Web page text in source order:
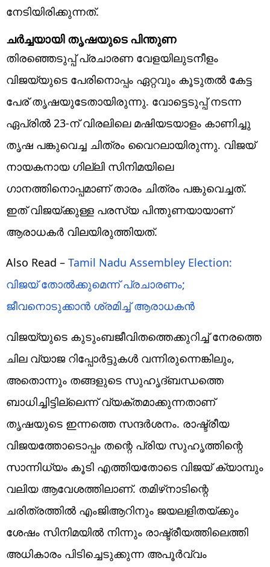
നേടിയിരിക്കുന്നത്.
ചർച്ചയായി തൃഷയുടെ പിന്തുണ
തിരഞ്ഞെടുപ്പ് പ്രചാരണ വേളയിലുടനീളം
വിജയ്‌യുടെ പേരിനൊപ്പം ഏറ്റവും കൂടുതൽ കേട്ട
പേര് തൃഷയുടേതായിരുന്നു. വോട്ടെടുപ്പ് നടന്ന
ഏപ്രിൽ 23-ന് വിരലിലെ മഷിയടയാളം കാണിച്ചു
തൃഷ പങ്കുവെച്ച ചിത്രം വൈറലായിരുന്നു. വിജയ്
നായകനായ ഗില്ലി സിനിമയിലെ
ഗാനത്തിനൊപ്പമാണ് താരം ചിത്രം പങ്കുവെച്ചത്.
ഇത് വിജയ്‌ക്കുള്ള പരസ്യ പിന്തുണയായാണ്
ആരാധകർ വിലയിരുത്തിയത്.
Also Read – Tamil Nadu Assembley Election:
വിജയ് തോൽക്കുമെന്ന് പ്രചാരണം;
ജീവനൊടുക്കാൻ ശ്രമിച്ച് ആരാധകൻ
വിജയ്‌യുടെ കുടുംബജീവിതത്തെക്കുറിച്ച് നേരത്തെ
ചില വ്യാജ റിപ്പോർട്ടുകൾ വന്നിരുന്നെങ്കിലും,
അതൊന്നും തങ്ങളുടെ സുഹൃദ്ബന്ധത്തെ
ബാധിച്ചിട്ടില്ലെന്ന് വ്യക്തമാക്കുന്നതാണ്
തൃഷയുടെ ഇന്നത്തെ സന്ദർശനം. രാഷ്ട്രീയ
വിജയത്തോടൊപ്പം തന്റെ പ്രിയ സുഹൃത്തിന്റെ
സാന്നിധ്യം കൂടി എത്തിയതോടെ വിജയ് ക്യാമ്പും
വലിയ ആവേശത്തിലാണ്. തമിഴ്‌നാടിന്റെ
ചരിത്രത്തിൽ എംജിആറിനും ജയലളിതയ്ക്കും
ശേഷം സിനിമയിൽ നിന്നും രാഷ്ട്രീയത്തിലെത്തി
അധികാരം പിടിച്ചെടുക്കുന്ന അപൂർവ്വം